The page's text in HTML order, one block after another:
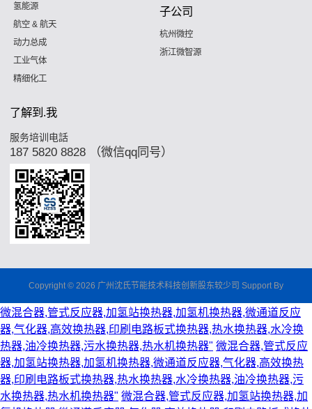
氢能源
航空 & 航天
动力总成
工业气体
精细化工
子公司
杭州微控
浙江微智源
了解到.我
服务培训电話
187 5820 8828 （微信qq同号）
Copyright © 2026 广州沈氏节能技术科技创新股东较少司 Support By
微混合器,管式反应器,加氢站换热器,加氢机换热器,微通道反应
器,气化器,高效换热器,印刷电路板式换热器,热水换热器,水冷换
热器,油冷换热器,污水换热器,热水机换热器" 微混合器,管式反应
器,加氢站换热器,加氢机换热器,微通道反应器,气化器,高效换热
器,印刷电路板式换热器,热水换热器,水冷换热器,油冷换热器,污
水换热器,热水机换热器" 微混合器,管式反应器,加氢站换热器,加